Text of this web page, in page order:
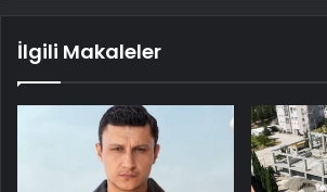
İlgili Makaleler